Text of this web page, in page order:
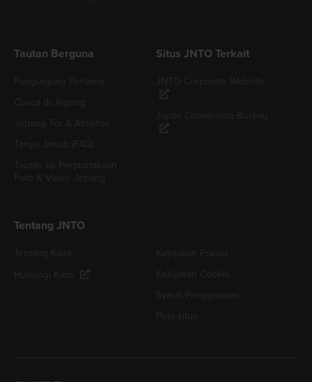
Tautan Berguna Situs JNTO Terkait
Tentang JNTO